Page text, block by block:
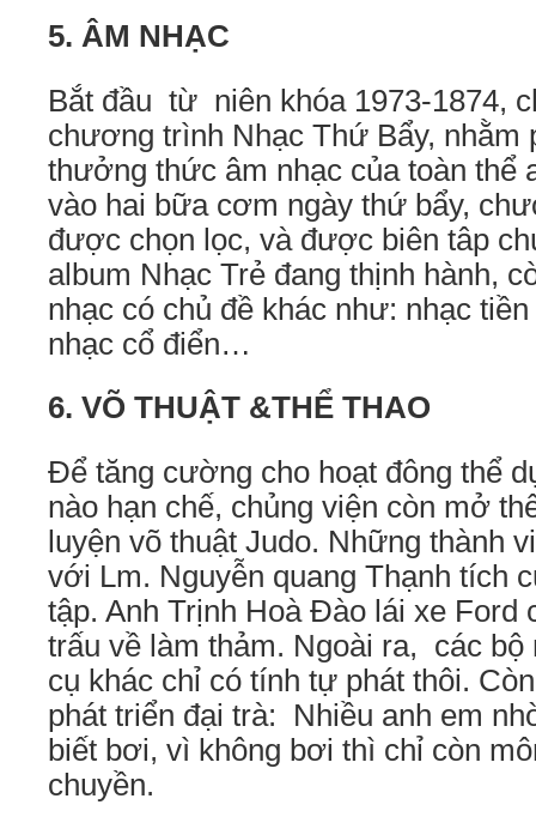
5. ÂM NHẠC
Bắt đầu từ niên khóa 1973-1874,
chương trình Nhạc Thứ Bẩy, nhằm
thưởng thức âm nhạc của toàn thể
vào hai bữa cơm ngày thứ bẩy,
được chọn lọc, và được biên tâp
album Nhạc Trẻ đang thịnh hành,
nhạc có chủ đề khác như: nhạc
nhạc cổ điển…
6. VÕ THUẬT &THỂ THAO
Để tăng cường cho hoạt đông thể
nào hạn chế, chủng viện còn mở
luyện võ thuật Judo. Những thành
với Lm. Nguyễn quang Thạnh tích
tập. Anh Trịnh Hoà Đào lái xe Ford
trấu về làm thảm. Ngoài ra, các bộ
cụ khác chỉ có tính tự phát thôi.
phát triển đại trà: Nhiều anh em
biết bơi, vì không bơi thì chỉ còn
chuyền.